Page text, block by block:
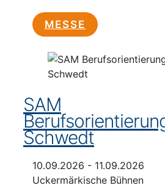
MESSE
SAM
Schwedt
10.09.2026 - 11.09.2026
Uckermärkische Bühnen